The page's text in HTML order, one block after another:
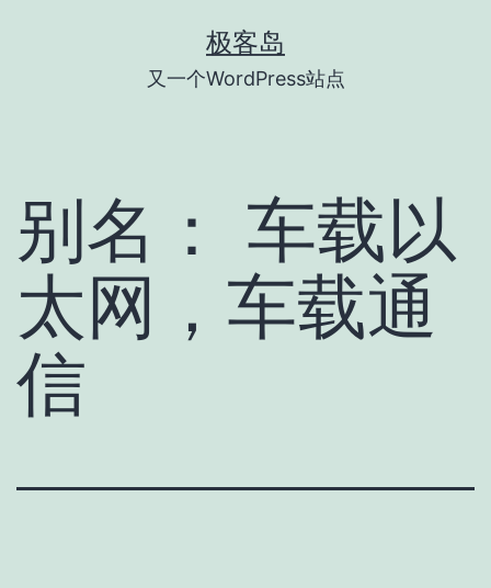
极客岛
又一个WordPress站点
别名： 车载以
太网，车载通
信